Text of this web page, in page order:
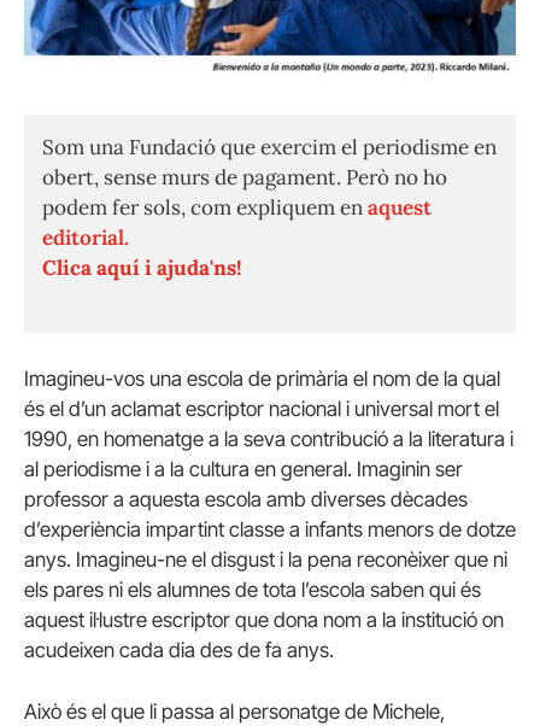
Som una Fundació que exercim el periodisme en
obert, sense murs de pagament. Però no ho
podem fer sols, com expliquem enaquest
editorial.
Clica aquí i ajuda'ns!
Imagineu-vos una escola de primària el nom de la qual
és el d’un aclamat escriptor nacional i universal mort el
1990, en homenatge a la seva contribució a la literatura i
al periodisme i a la cultura en general. Imaginin ser
professor a aquesta escola amb diverses dècades
d’experiència impartint classe a infants menors de dotze
anys. Imagineu-ne el disgust i la pena reconèixer que ni
els pares ni els alumnes de tota l’escola saben qui és
aquest il·lustre escriptor que dona nom a la institució on
acudeixen cada dia des de fa anys.
Això és el que li passa al personatge de Michele,